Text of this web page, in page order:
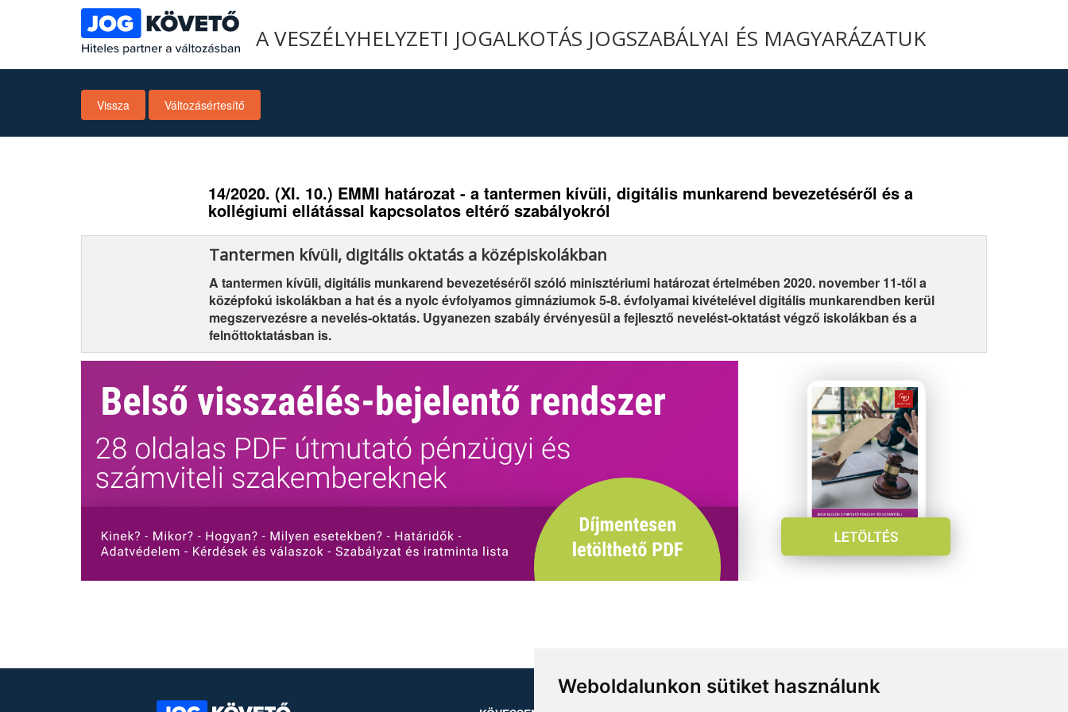
Weboldalunkon sütiket használunk
A VESZÉLYHELYZETI JOGALKOTÁS JOGSZABÁLYAI ÉS MAGYARÁZATUK
Vissza Változásértesítő
14/2020. (XI. 10.) EMMI határozat - a tantermen kívüli, digitális munkarend bevezetéséről és a
kollégiumi ellátással kapcsolatos eltérő szabályokról
Tantermen kívüli, digitális oktatás a középiskolákban
A tantermen kívüli, digitális munkarend bevezetéséről szóló minisztériumi határozat értelmében 2020. november 11-től a
középfokú iskolákban a hat és a nyolc évfolyamos gimnáziumok 5-8. évfolyamai kivételével digitális munkarendben kerül
megszervezésre a nevelés-oktatás. Ugyanezen szabály érvényesül a fejlesztő nevelést-oktatást végző iskolákban és a
felnőttoktatásban is.